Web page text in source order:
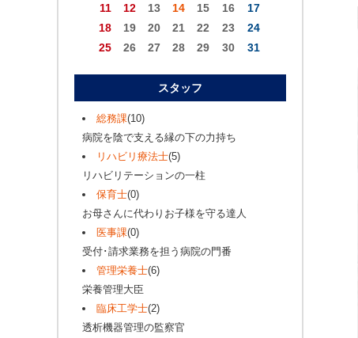
11
12 13 14 15 16
17
18
19 20 21 22 23
24
25
26 27 28 29 30 31
スタッフ
総務課(10)
病院を陰で支える縁の下の力持ち
リハビリ療法士(5)
リハビリテーションの一柱
保育士(0)
お母さんに代わりお子様を守る達人
医事課(0)
受付･請求業務を担う病院の門番
管理栄養士(6)
栄養管理大臣
臨床工学士(2)
透析機器管理の監察官